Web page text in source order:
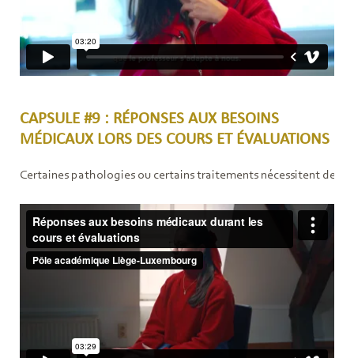
CAPSULE #9 : RÉPONSES AUX BESOINS
MÉDICAUX LORS DES COURS ET ÉVALUATIONS
Certaines pathologies ou certains traitements nécessitent de